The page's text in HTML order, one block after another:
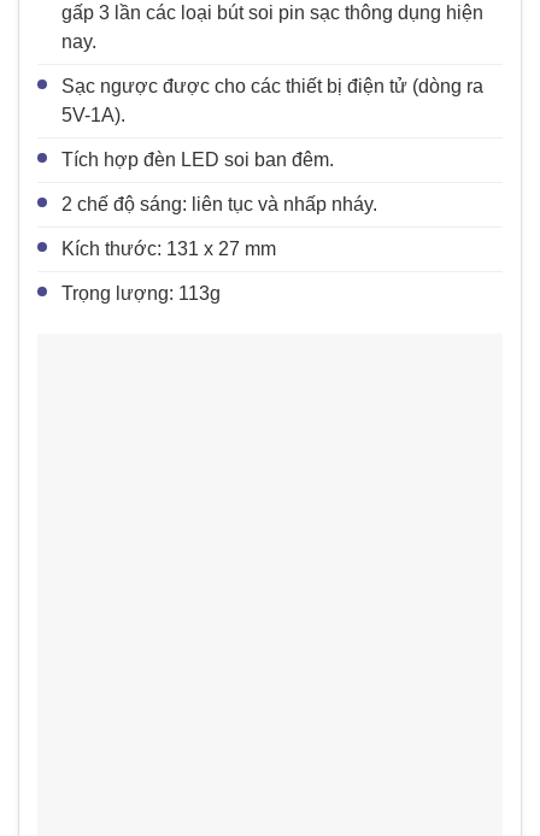
gấp 3 lần các loại bút soi pin sạc thông dụng hiện
nay.
Sạc ngược được cho các thiết bị điện tử (dòng ra
5V-1A).
Tích hợp đèn LED soi ban đêm.
2 chế độ sáng: liên tục và nhấp nháy.
Kích thước: 131 x 27 mm
Trọng lượng: 113g